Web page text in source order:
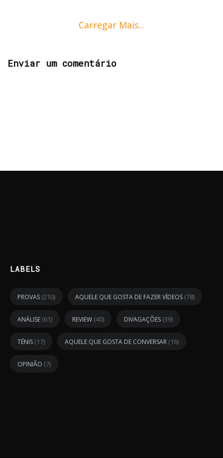
Carregar Mais...
Enviar um comentário
LABELS
PROVAS (210) AQUELE QUE GOSTA DE FAZER VÍDEOS (78)
ANÁLISE (61) REVIEW (40) DIVAGAÇÕES (39)
TÉNIS (17) AQUELE QUE GOSTA DE CONVERSAR (16)
OPINIÃO (7)